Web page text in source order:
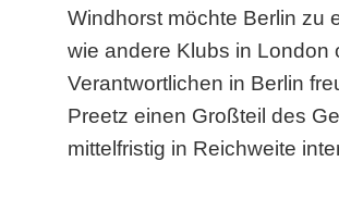
Windhorst möchte Berlin zu
wie andere Klubs in London
Verantwortlichen in Berlin
Preetz einen Großteil des
mittelfristig in Reichweite